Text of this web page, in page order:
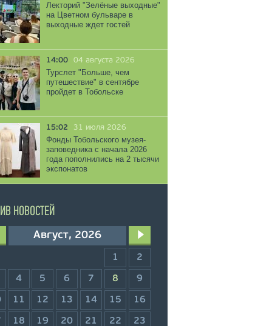
Лекторий "Зелёные выходные"
на Цветном бульваре в
выходные ждет гостей
14:00 04 августа 2026
Турслет "Больше, чем
путешествие" в сентябре
пройдет в Тобольске
15:02 31 июля 2026
Фонды Тобольского музея-
заповедника с начала 2026
года пополнились на 2 тысячи
экспонатов
НОВОСТЕЙ
Август, 2026
1 2
4 5 6 7 8 9
11 12 13 14 15 16
18 19 20 21 22 23